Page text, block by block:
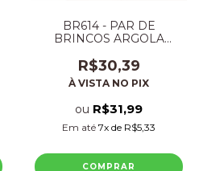
BR614 - PAR DE
BRINCOS ARGOLA
R$30,39
À VISTA NO PIX
ou R$31,99
Em até 7x de R$5,33
COMPRAR